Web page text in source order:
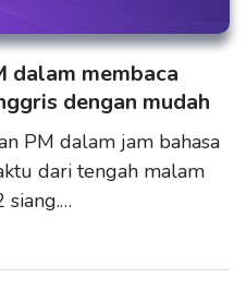
dalam membaca
dengan mudah
PM dalam jam bahasa
dari tengah malam